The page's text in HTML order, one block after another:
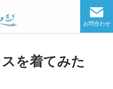
お問合わせ
を着てみた